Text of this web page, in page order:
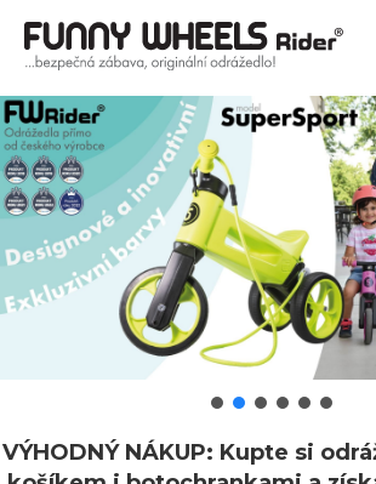
VÝHODNÝ NÁKUP: Kupte si